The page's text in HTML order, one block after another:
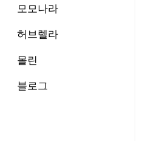
모모나라
허브렐라
몰린
블로그